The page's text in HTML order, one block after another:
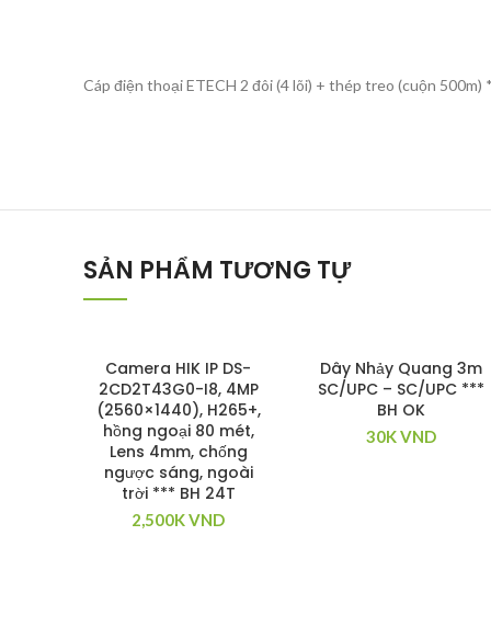
Cáp điện thoại ETECH 2 đôi (4 lõi) + thép treo (cuộn 500m)
SẢN PHẨM TƯƠNG TỰ
Camera HIK IP DS-
2CD2T43G0-I8, 4MP
(2560×1440), H265+,
hồng ngoại 80 mét,
Lens 4mm, chống
ngược sáng, ngoài
trời *** BH 24T
2,500KVND
Dây Nhảy Quang 3m
SC/UPC – SC/UPC ***
BH OK
30KVND